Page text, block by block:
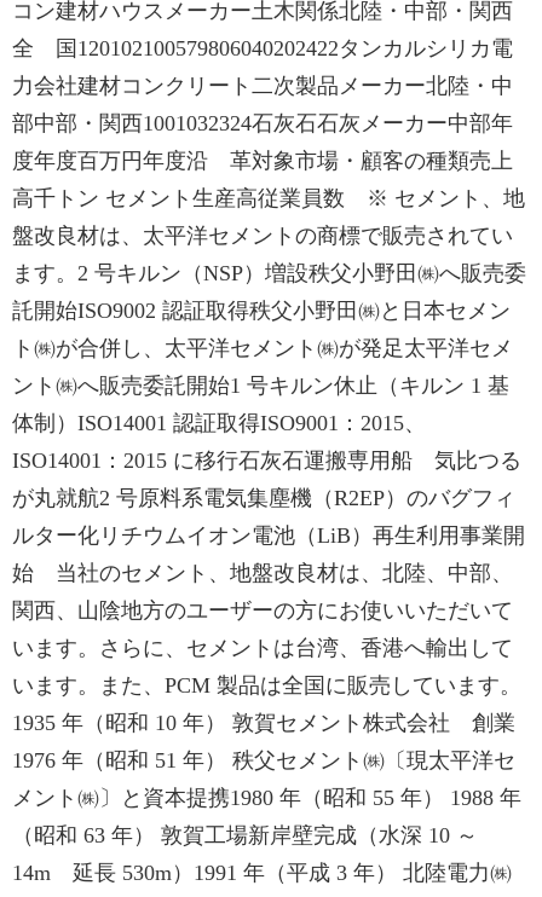
コン建材ハウスメーカー土木関係北陸・中部・関西
全 国120102100579806040202422タンカルシリカ電
力会社建材コンクリート二次製品メーカー北陸・中
部中部・関西1001032324石灰石石灰メーカー中部年
度年度百万円年度沿 革対象市場・顧客の種類売上
高千トン セメント生産高従業員数 ※ セメント、地
盤改良材は、太平洋セメントの商標で販売されてい
ます。2 号キルン（NSP）増設秩父小野田㈱へ販売委
託開始ISO9002 認証取得秩父小野田㈱と日本セメン
ト㈱が合併し、太平洋セメント㈱が発足太平洋セメ
ント㈱へ販売委託開始1 号キルン休止（キルン 1 基
体制）ISO14001 認証取得ISO9001：2015、
ISO14001：2015 に移行石灰石運搬専用船 気比つる
が丸就航2 号原料系電気集塵機（R2EP）のバグフィ
ルター化リチウムイオン電池（LiB）再生利用事業開
始 当社のセメント、地盤改良材は、北陸、中部、
関西、山陰地方のユーザーの方にお使いいただいて
います。さらに、セメントは台湾、香港へ輸出して
います。また、PCM 製品は全国に販売しています。
1935 年（昭和 10 年） 敦賀セメント株式会社 創業
1976 年（昭和 51 年） 秩父セメント㈱〔現太平洋セ
メント㈱〕と資本提携1980 年（昭和 55 年） 1988 年
（昭和 63 年） 敦賀工場新岸壁完成（水深 10 ～
14m 延長 530m）1991 年（平成 3 年） 北陸電力㈱